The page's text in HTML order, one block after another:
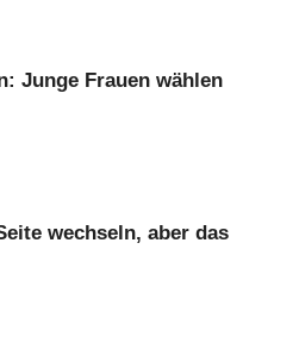
Junge Frauen wählen
wechseln, aber das